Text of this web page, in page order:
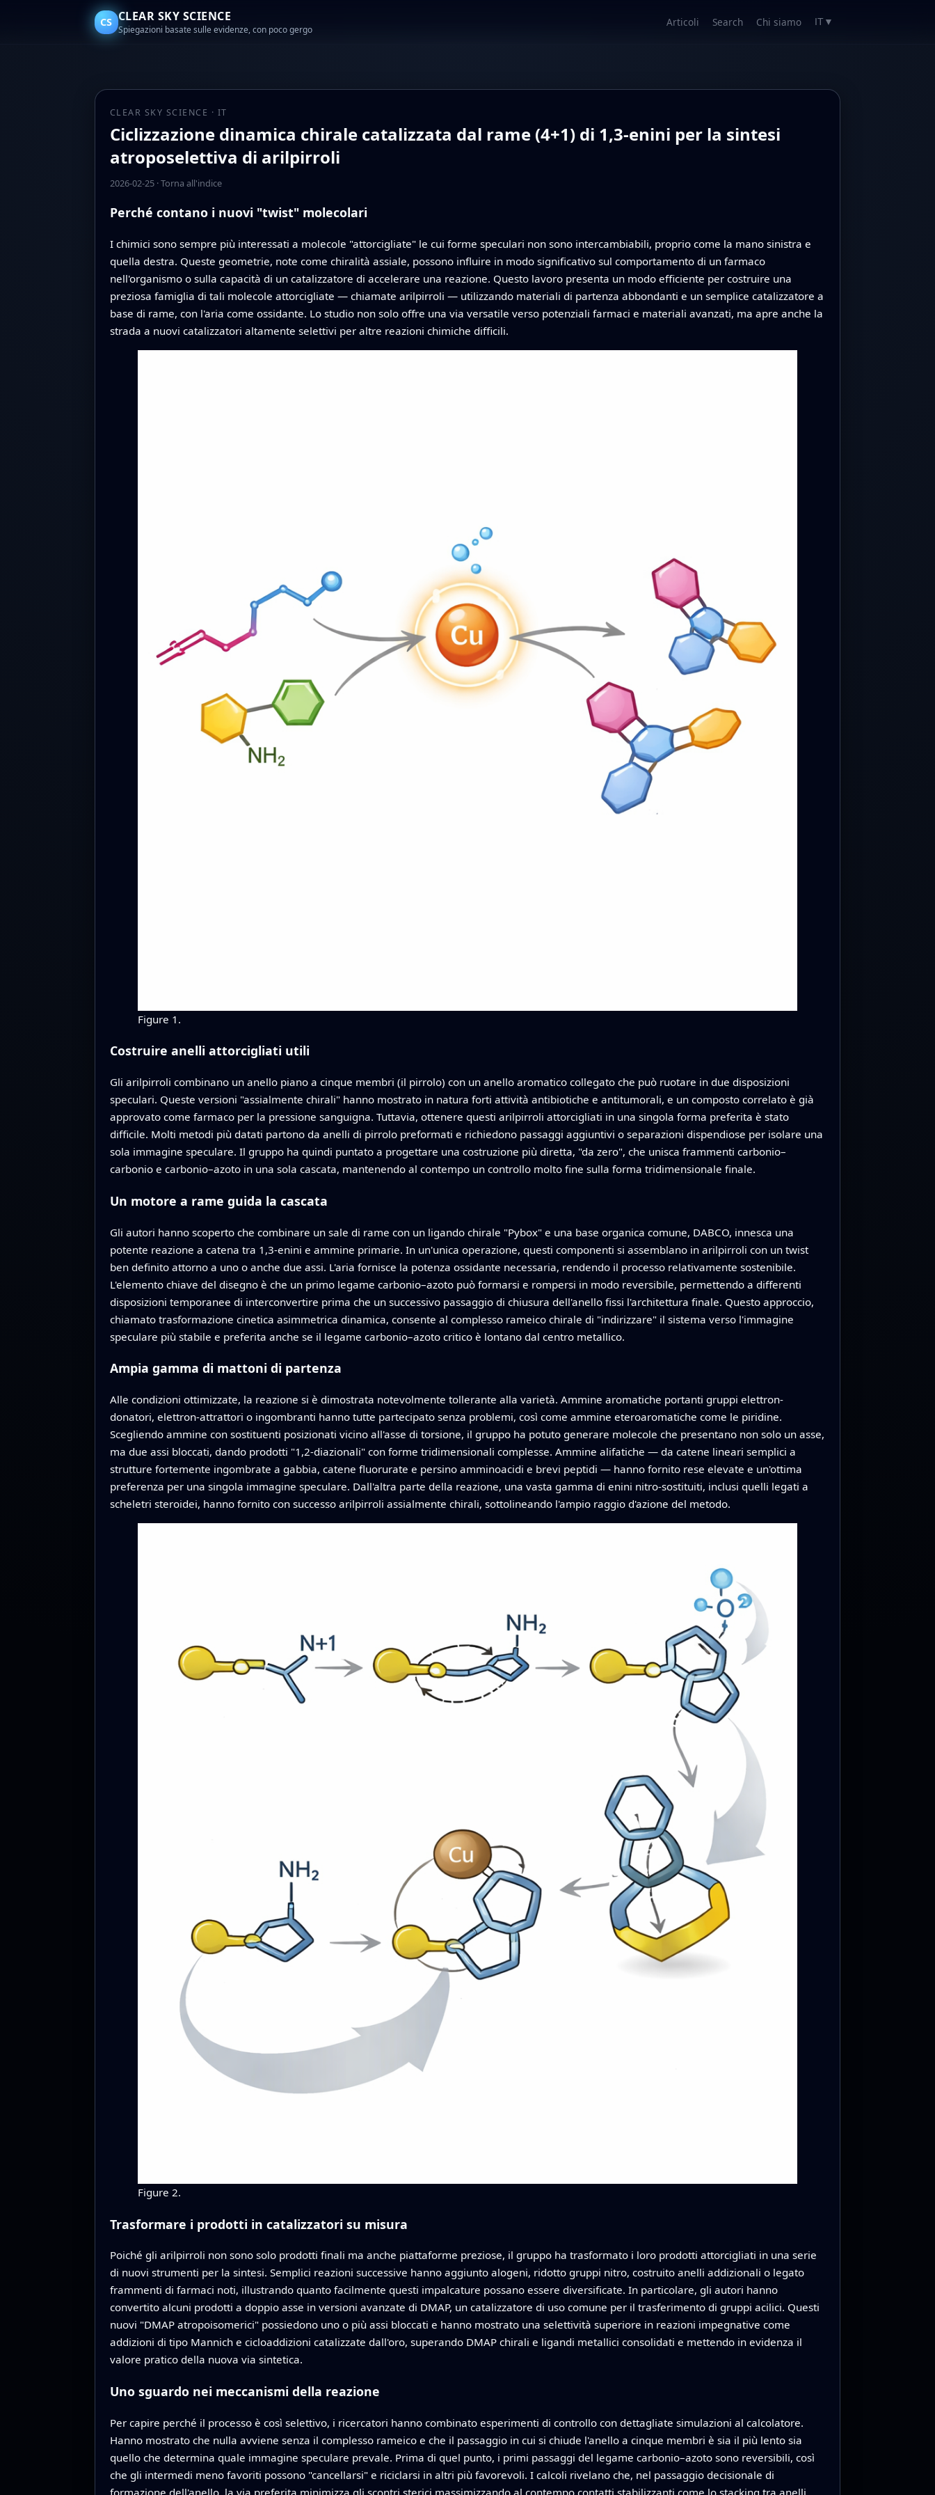
CS CLEAR SKY SCIENCE
Spiegazioni basate sulle evidenze, con poco gergo
Articoli Search Chi siamo IT ▼
CLEAR SKY SCIENCE · IT
Ciclizzazione dinamica chirale catalizzata dal rame (4+1) di 1,3-enini per la sintesi
atroposelettiva di arilpirroli
2026-02-25·Torna all'indice
Perché contano i nuovi "twist" molecolari
I chimici sono sempre più interessati a molecole "attorcigliate" le cui forme speculari non sono intercambiabili, proprio come la mano sinistra e
quella destra. Queste geometrie, note come chiralità assiale, possono influire in modo significativo sul comportamento di un farmaco
nell'organismo o sulla capacità di un catalizzatore di accelerare una reazione. Questo lavoro presenta un modo efficiente per costruire una
preziosa famiglia di tali molecole attorcigliate — chiamate arilpirroli — utilizzando materiali di partenza abbondanti e un semplice catalizzatore a
base di rame, con l'aria come ossidante. Lo studio non solo offre una via versatile verso potenziali farmaci e materiali avanzati, ma apre anche la
strada a nuovi catalizzatori altamente selettivi per altre reazioni chimiche difficili.
Figure 1.
Costruire anelli attorcigliati utili
Gli arilpirroli combinano un anello piano a cinque membri (il pirrolo) con un anello aromatico collegato che può ruotare in due disposizioni
speculari. Queste versioni "assialmente chirali" hanno mostrato in natura forti attività antibiotiche e antitumorali, e un composto correlato è già
approvato come farmaco per la pressione sanguigna. Tuttavia, ottenere questi arilpirroli attorcigliati in una singola forma preferita è stato
difficile. Molti metodi più datati partono da anelli di pirrolo preformati e richiedono passaggi aggiuntivi o separazioni dispendiose per isolare una
sola immagine speculare. Il gruppo ha quindi puntato a progettare una costruzione più diretta, "da zero", che unisca frammenti carbonio–
carbonio e carbonio–azoto in una sola cascata, mantenendo al contempo un controllo molto fine sulla forma tridimensionale finale.
Un motore a rame guida la cascata
Gli autori hanno scoperto che combinare un sale di rame con un ligando chirale "Pybox" e una base organica comune, DABCO, innesca una
potente reazione a catena tra 1,3-enini e ammine primarie. In un'unica operazione, questi componenti si assemblano in arilpirroli con un twist
ben definito attorno a uno o anche due assi. L'aria fornisce la potenza ossidante necessaria, rendendo il processo relativamente sostenibile.
L'elemento chiave del disegno è che un primo legame carbonio–azoto può formarsi e rompersi in modo reversibile, permettendo a differenti
disposizioni temporanee di interconvertire prima che un successivo passaggio di chiusura dell'anello fissi l'architettura finale. Questo approccio,
chiamato trasformazione cinetica asimmetrica dinamica, consente al complesso rameico chirale di "indirizzare" il sistema verso l'immagine
speculare più stabile e preferita anche se il legame carbonio–azoto critico è lontano dal centro metallico.
Ampia gamma di mattoni di partenza
Alle condizioni ottimizzate, la reazione si è dimostrata notevolmente tollerante alla varietà. Ammine aromatiche portanti gruppi elettron-
donatori, elettron-attrattori o ingombranti hanno tutte partecipato senza problemi, così come ammine eteroaromatiche come le piridine.
Scegliendo ammine con sostituenti posizionati vicino all'asse di torsione, il gruppo ha potuto generare molecole che presentano non solo un asse,
ma due assi bloccati, dando prodotti "1,2-diazionali" con forme tridimensionali complesse. Ammine alifatiche — da catene lineari semplici a
strutture fortemente ingombrate a gabbia, catene fluorurate e persino amminoacidi e brevi peptidi — hanno fornito rese elevate e un'ottima
preferenza per una singola immagine speculare. Dall'altra parte della reazione, una vasta gamma di enini nitro-sostituiti, inclusi quelli legati a
scheletri steroidei, hanno fornito con successo arilpirroli assialmente chirali, sottolineando l'ampio raggio d'azione del metodo.
Figure 2.
Trasformare i prodotti in catalizzatori su misura
Poiché gli arilpirroli non sono solo prodotti finali ma anche piattaforme preziose, il gruppo ha trasformato i loro prodotti attorcigliati in una serie
di nuovi strumenti per la sintesi. Semplici reazioni successive hanno aggiunto alogeni, ridotto gruppi nitro, costruito anelli addizionali o legato
frammenti di farmaci noti, illustrando quanto facilmente questi impalcature possano essere diversificate. In particolare, gli autori hanno
convertito alcuni prodotti a doppio asse in versioni avanzate di DMAP, un catalizzatore di uso comune per il trasferimento di gruppi acilici. Questi
nuovi "DMAP atropoisomerici" possiedono uno o più assi bloccati e hanno mostrato una selettività superiore in reazioni impegnative come
addizioni di tipo Mannich e cicloaddizioni catalizzate dall'oro, superando DMAP chirali e ligandi metallici consolidati e mettendo in evidenza il
valore pratico della nuova via sintetica.
Uno sguardo nei meccanismi della reazione
Per capire perché il processo è così selettivo, i ricercatori hanno combinato esperimenti di controllo con dettagliate simulazioni al calcolatore.
Hanno mostrato che nulla avviene senza il complesso rameico e che il passaggio in cui si chiude l'anello a cinque membri è sia il più lento sia
quello che determina quale immagine speculare prevale. Prima di quel punto, i primi passaggi del legame carbonio–azoto sono reversibili, così
che gli intermedi meno favoriti possono "cancellarsi" e riciclarsi in altri più favorevoli. I calcoli rivelano che, nel passaggio decisionale di
formazione dell'anello, la via preferita minimizza gli scontri sterici massimizzando al contempo contatti stabilizzanti come lo stacking tra anelli